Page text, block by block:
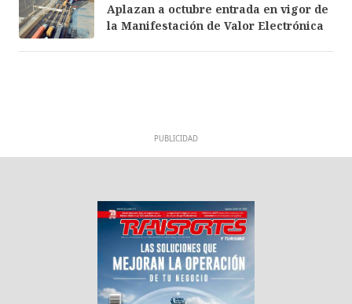
Aplazan a octubre entrada en vigor de
la Manifestación de Valor Electrónica
PUBLICIDAD